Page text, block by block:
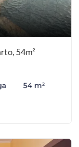
54m²
54 m²